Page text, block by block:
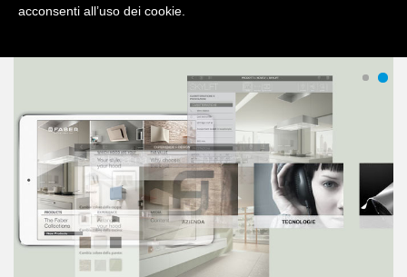
acconsenti all’uso dei cookie.